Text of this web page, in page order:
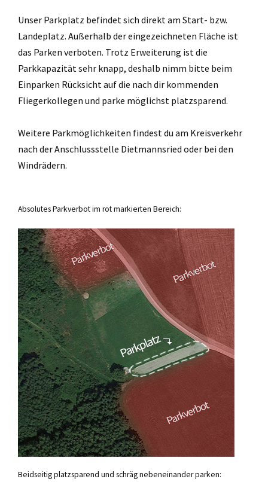
Unser Parkplatz befindet sich direkt am Start- bzw.
Landeplatz. Außerhalb der eingezeichneten Fläche ist
das Parken verboten. Trotz Erweiterung ist die
Parkkapazität sehr knapp, deshalb nimm bitte beim
Einparken Rücksicht auf die nach dir kommenden
Fliegerkollegen und parke möglichst platzsparend.
Weitere Parkmöglichkeiten findest du am Kreisverkehr
nach der Anschlussstelle Dietmannsried oder bei den
Windrädern.
Absolutes Parkverbot im rot markierten Bereich:
Beidseitig platzsparend und schräg nebeneinander parken: